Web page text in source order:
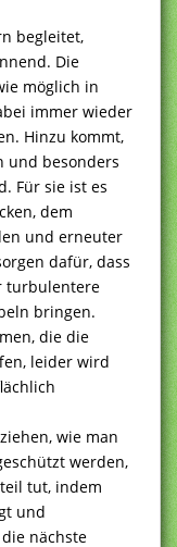
begleitet,
Die
möglich in
immer wieder
Hinzu kommt,
und besonders
Für sie ist es
dem
und erneuter
dafür, dass
turbulentere
bringen.
die die
leider wird
wie man
werden,
tut, indem
und
nächste